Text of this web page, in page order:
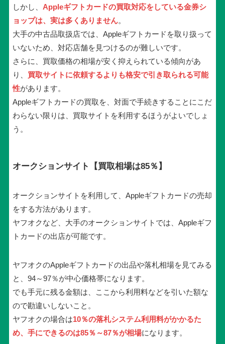
しかし、 Appleギフトカードの買取対応をしている金券シ
ョップは、実は多くありません。
大手の中古品取扱店では、Appleギフトカードを取り扱って
いないため、対応店舗を見つけるのが難しいです。
さらに、買取価格の相場が安く抑えられている傾向があ
り、 買取サイトに依頼するよりも格安で引き取られる可能
性があります。
Appleギフトカードの買取を、対面で手続きすることにこだ
わらない限りは、買取サイトを利用するほうがよいでしょ
う。
オークションサイト【買取相場は85％】
オークションサイトを利用して、Appleギフトカードの売却
をする方法があります。
ヤフオクなど、大手のオークションサイトでは、Appleギフ
トカードの出店が可能です。
ヤフオクのAppleギフトカードの出品や落札相場を見てみる
と、94～97％が中心価格帯になります。
でも手元に残る金額は、ここから利用料などを引いた額な
ので勘違いしないこと。
ヤフオクの場合は10％の落札システム利用料がかかるた
め、手にできるのは85％～87％が相場になります。